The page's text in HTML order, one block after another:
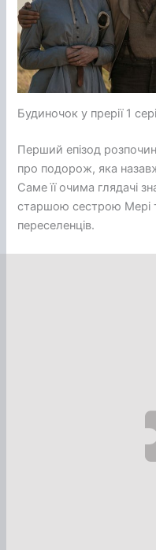
Будиночок у прерії 1
Перший епізод
про подорож, яка
Саме її очима глядачі
старшою сестрою Мері
переселенців.